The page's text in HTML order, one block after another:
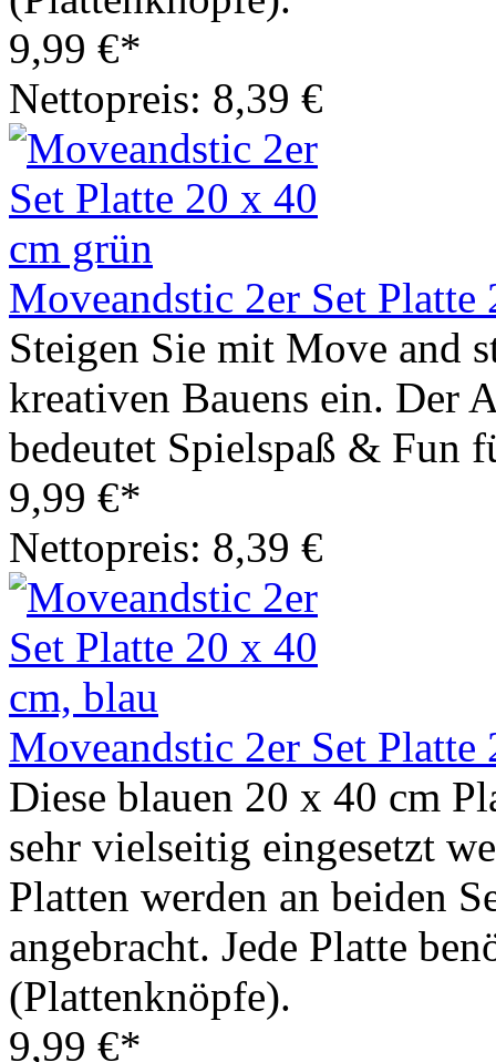
9,99 €*
Nettopreis: 8,39 €
Moveandstic 2er Set
Steigen Sie mit Move and
kreativen Bauens ein. Der
bedeutet Spielspaß & Fun
9,99 €*
Nettopreis: 8,39 €
Moveandstic 2er Set
Diese blauen 20 x 40 cm
sehr vielseitig eingesetzt
Platten werden an beiden
angebracht. Jede Platte
(Plattenknöpfe).
9,99 €*